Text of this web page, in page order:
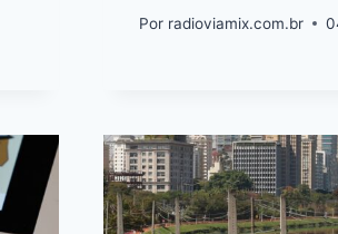
Por radioviamix.com.br